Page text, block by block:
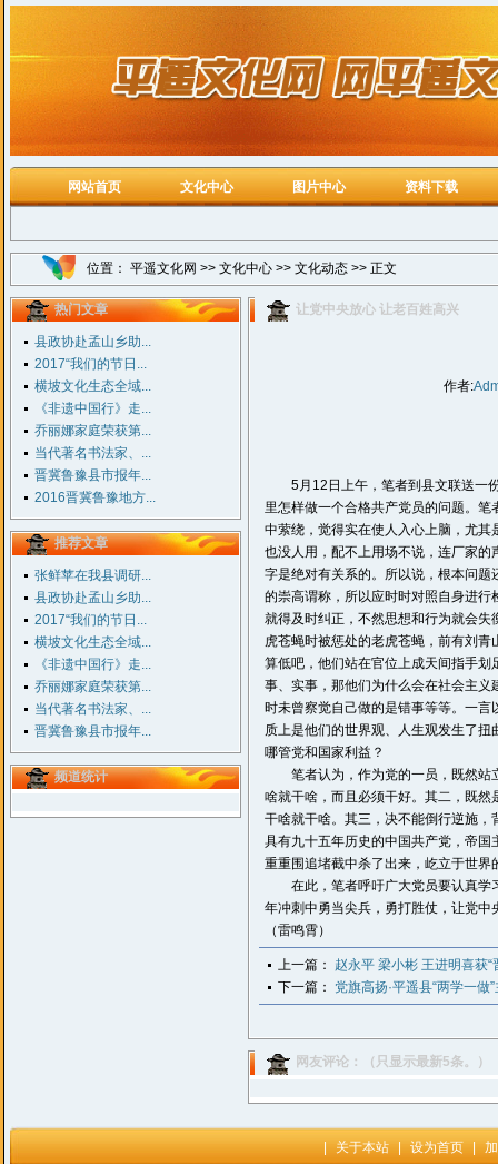
网站首页 文化中心 图片中心 资料下载
位置： 平遥文化网 >> 文化中心 >> 文化动态 >> 正文
热门文章
县政协赴孟山乡助...
2017“我们的节日...
横坡文化生态全域...
《非遗中国行》走...
乔丽娜家庭荣获第...
当代著名书法家、...
晋冀鲁豫县市报年...
2016晋冀鲁豫地方...
推荐文章
张鲜苹在我县调研...
县政协赴孟山乡助...
2017“我们的节日...
横坡文化生态全域...
《非遗中国行》走...
乔丽娜家庭荣获第...
当代著名书法家、...
晋冀鲁豫县市报年...
频道统计
让党中央放心 让老百姓高兴
作者:
5月12日上午，笔者到县文联送一份
里怎样做一个合格共产党员的问题。
中萦绕，觉得实在使人入心上脑，尤其
也没人用，配不上用场不说，连厂家的
字是绝对有关系的。所以说，根本问题
的崇高谓称，所以应时时对照自身进
就得及时纠正，不然思想和行为就会
虎苍蝇时被惩处的老虎苍蝇，前有刘
算低吧，他们站在官位上成天间指手
事、实事，那他们为什么会在社会主
时未曾察觉自己做的是错事等等。一
质上是他们的世界观、人生观发生了
哪管党和国家利益？
笔者认为，作为党的一员，既然站
啥就干啥，而且必须干好。其二，既
干啥就干啥。其三，决不能倒行逆施
具有九十五年历史的中国共产党，帝
重重围追堵截中杀了出来，屹立于世
在此，笔者呼吁广大党员要认真学
年冲刺中勇当尖兵，勇打胜仗，让党中
（雷鸣霄）
上一篇： 赵永平 梁小彬 王进明喜获“
下一篇： 党旗高扬·平遥县“两学一做
网友评论：（只显示最新5条。）
关于本站 设为首页